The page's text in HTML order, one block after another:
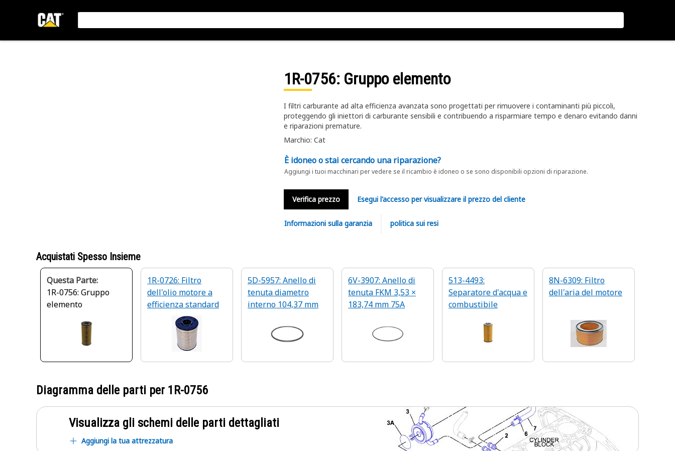
1R-0756: Gruppo elemento
I filtri carburante ad alta efficienza avanzata sono progettati per rimuovere i contaminanti più piccoli,
proteggendo gli iniettori di carburante sensibili e contribuendo a risparmiare tempo e denaro evitando danni
e riparazioni premature.
Marchio: Cat
È idoneo o stai cercando una riparazione?
Aggiungi i tuoi macchinari per vedere se il ricambio è idoneo o se sono disponibili opzioni di riparazione.
Verifica prezzo Esegui l'accesso per visualizzare il prezzo del cliente
Informazioni sulla garanzia politica sui resi
Acquistati Spesso Insieme
Questa Parte:
1R-0756: Gruppo
elemento
1R-0726: Filtro
dell'olio motore a
efficienza standard
5D-5957: Anello di
tenuta diametro
interno 104,37 mm
6V-3907: Anello di
tenuta FKM 3,53 ×
183,74 mm 75A
513-4493:
Separatore d'acqua e
combustibile
8N-6309: Filtro
dell'aria del motore
Diagramma delle parti per 1R-0756
Visualizza gli schemi delle parti dettagliati
Aggiungi la tua attrezzatura